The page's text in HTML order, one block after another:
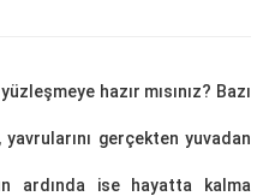
hazır mısınız? Bazı
gerçekten yuvadan
ardında ise hayatta kalma